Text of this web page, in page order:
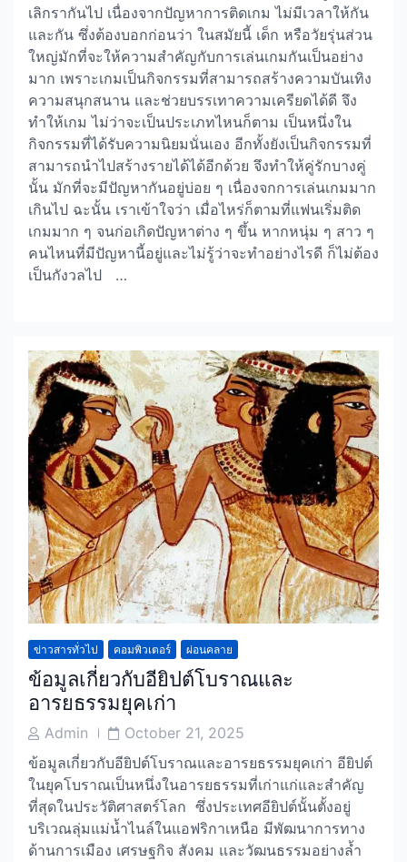
เลิกรากันไป เนื่องจากปัญหาการติดเกม ไม่มีเวลาให้กัน
และกัน ซึ่งต้องบอกก่อนว่า ในสมัยนี้ เด็ก หรือวัยรุ่นส่วน
ใหญ่มักที่จะให้ความสำคัญกับการเล่นเกมกันเป็นอย่าง
มาก เพราะเกมเป็นกิจกรรมที่สามารถสร้างความบันเทิง
ความสนุกสนาน และช่วยบรรเทาความเครียดได้ดี จึง
ทำให้เกม ไม่ว่าจะเป็นประเภทไหนก็ตาม เป็นหนึ่งใน
กิจกรรมที่ได้รับความนิยมนั่นเอง อีกทั้งยังเป็นกิจกรรมที่
สามารถนำไปสร้างรายได้ได้อีกด้วย จึงทำให้คู่รักบางคู่
นั้น มักที่จะมีปัญหากันอยู่บ่อย ๆ เนื่องจกการเล่นเกมมาก
เกินไป ฉะนั้น เราเข้าใจว่า เมื่อไหร่ก็ตามที่แฟนเริ่มติด
เกมมาก ๆ จนก่อเกิดปัญหาต่าง ๆ ขึ้น หากหนุ่ม ๆ สาว ๆ
คนไหนที่มีปัญหานี้อยู่และไม่รู้ว่าจะทำอย่างไรดี ก็ไม่ต้อง
เป็นกังวลไป …
ข่าวสารทั่วไป คอมพิวเตอร์ ผ่อนคลาย
ข้อมูลเกี่ยวกับอียิปต์โบราณและ
อารยธรรมยุคเก่า
PostAdmin
PostOctober 21, 2025
ข้อมูลเกี่ยวกับอียิปต์โบราณและอารยธรรมยุคเก่า อียิปต์
ในยุคโบราณเป็นหนึ่งในอารยธรรมที่เก่าแก่และสำคัญ
ที่สุดในประวัติศาสตร์โลก ซึ่งประเทศอียิปต์นั้นตั้งอยู่
บริเวณลุ่มแม่น้ำไนล์ในแอฟริกาเหนือ มีพัฒนาการทาง
ด้านการเมือง เศรษฐกิจ สังคม และวัฒนธรรมอย่างล้ำ